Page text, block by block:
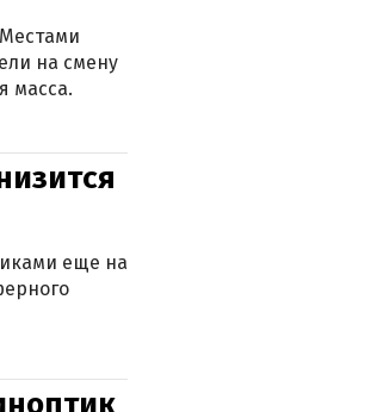
на смену
масса.
еще на